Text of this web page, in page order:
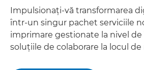
Impulsionaţi-vă transformarea
într-un singur pachet serviciile
imprimare gestionate la nivel
soluţiile de colaborare la locul